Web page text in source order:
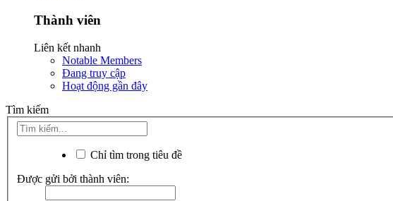
Thành viên
Liên kết nhanh
Notable Members
Đang truy cập
Hoạt động gần đây
Tìm kiếm
Chỉ tìm trong tiêu đề
Được gửi bởi thành viên: